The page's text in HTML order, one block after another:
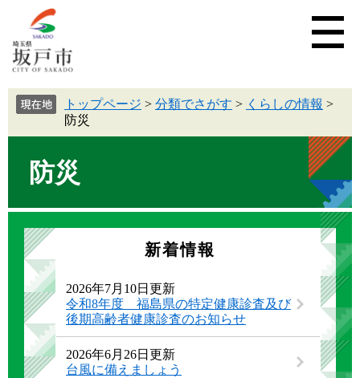
トップページ > 分類でさがす > くらしの情報 >
防災
防災
新着情報
2026年7月10日更新
令和8年度 福島県の特定健康診査及び
後期高齢者健康診査のお知らせ
2026年6月26日更新
台風に備えましょう